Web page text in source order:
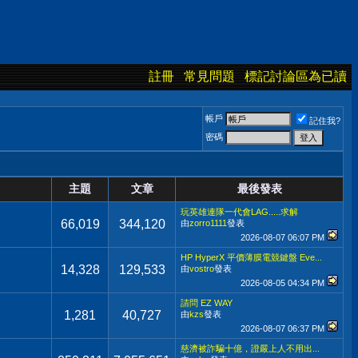
註冊 常見問題 標記討論區為已讀
帳戶
記住我?
密碼
主題 文章 最後發表
66,019 344,120
玩英雄連隊一代會LAG.....求解
由zorro1111發表
2026-08-07 06:07 PM
14,328 129,533
HP HyperX 平價薄膜電競鍵盤 Eve...
由vostro發表
2026-08-05 04:34 PM
1,281 40,727
請問 EZ WAY
由kzs發表
2026-08-07 06:37 PM
慈濟被詐騙十億，證嚴上人不用出...